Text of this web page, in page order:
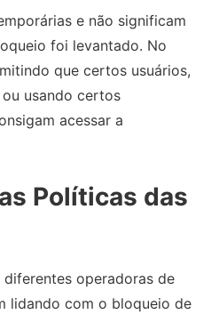
e não significam
foi levantado. No
que certos usuários,
usando certos
acessar a
Políticas das
operadoras de
lidando com o bloqueio de